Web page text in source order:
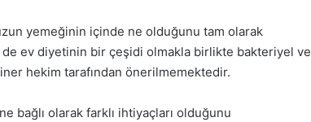
yemeğinin içinde ne olduğunu tam olarak
ev diyetinin bir çeşidi olmakla birlikte bakteriyel ve
hekim tarafından önerilmemektedir.
bağlı olarak farklı ihtiyaçları olduğunu